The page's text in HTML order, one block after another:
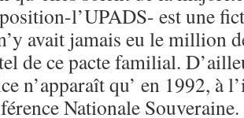
l’UPADS- est une
avait jamais eu le million
de ce pacte familial.
n’apparaît qu’ en 1992, à
Nationale